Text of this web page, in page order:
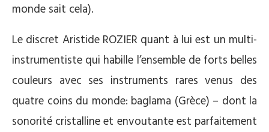
monde sait cela).
Le discret Aristide ROZIER quant à lui est un multi-
instrumentiste qui habille l’ensemble de forts belles
couleurs avec ses instruments rares venus des
quatre coins du monde: baglama (Grèce) – dont la
sonorité cristalline et envoutante est parfaitement